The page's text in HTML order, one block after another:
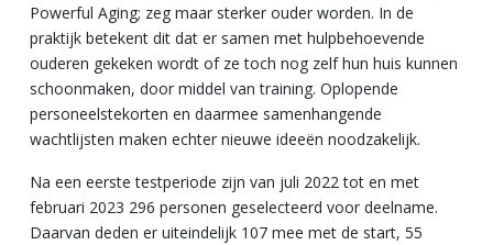
Powerful Aging; zeg maar sterker ouder worden. In de
praktijk betekent dit dat er samen met hulpbehoevende
ouderen gekeken wordt of ze toch nog zelf hun huis kunnen
schoonmaken, door middel van training. Oplopende
personeelstekorten en daarmee samenhangende
wachtlijsten maken echter nieuwe ideeën noodzakelijk.
Na een eerste testperiode zijn van juli 2022 tot en met
februari 2023 296 personen geselecteerd voor deelname.
Daarvan deden er uiteindelijk 107 mee met de start, 55